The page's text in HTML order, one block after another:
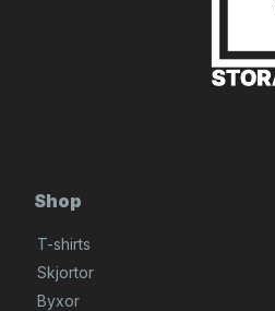
Shop
T-shirts
Skjortor
Byxor